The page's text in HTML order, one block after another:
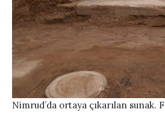
Nimrud’da ortaya çıkarılan sunak.